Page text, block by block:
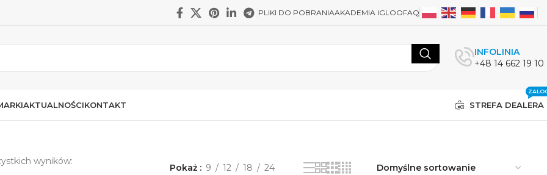
PLIKI DO POBRANIAAKADEMIA IGLOOFAQ
INFOLINIA
+48 14 662 19 10
AKTUALNOŚCIKONTAKT STREFA DEALERA
wyników:
Pokaż 9 12 18 24